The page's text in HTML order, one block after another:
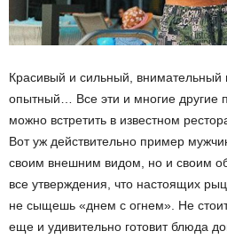
Красивый и сильный,
опытный… Все эти и многие другие
можно встретить в известном
Вот уж действительно пример
своим внешним видом, но и своим
все утверждения, что настоящих
не сыщешь «днем с огнем». Не
еще и удивительно готовит блюда